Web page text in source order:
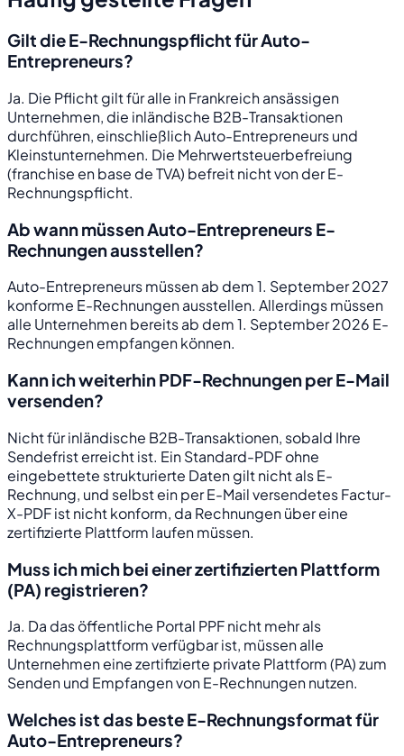
Gilt die E-Rechnungspflicht für Auto-
Entrepreneurs?
Ja. Die Pflicht gilt für alle in Frankreich ansässigen
Unternehmen, die inländische B2B-Transaktionen
durchführen, einschließlich Auto-Entrepreneurs und
Kleinstunternehmen. Die Mehrwertsteuerbefreiung
(franchise en base de TVA) befreit nicht von der E-
Rechnungspflicht.
Ab wann müssen Auto-Entrepreneurs E-
Rechnungen ausstellen?
Auto-Entrepreneurs müssen ab dem 1. September 2027
konforme E-Rechnungen ausstellen. Allerdings müssen
alle Unternehmen bereits ab dem 1. September 2026 E-
Rechnungen empfangen können.
Kann ich weiterhin PDF-Rechnungen per E-Mail
versenden?
Nicht für inländische B2B-Transaktionen, sobald Ihre
Sendefrist erreicht ist. Ein Standard-PDF ohne
eingebettete strukturierte Daten gilt nicht als E-
Rechnung, und selbst ein per E-Mail versendetes Factur-
X-PDF ist nicht konform, da Rechnungen über eine
zertifizierte Plattform laufen müssen.
Muss ich mich bei einer zertifizierten Plattform
(PA) registrieren?
Ja. Da das öffentliche Portal PPF nicht mehr als
Rechnungsplattform verfügbar ist, müssen alle
Unternehmen eine zertifizierte private Plattform (PA) zum
Senden und Empfangen von E-Rechnungen nutzen.
Welches ist das beste E-Rechnungsformat für
Auto-Entrepreneurs?